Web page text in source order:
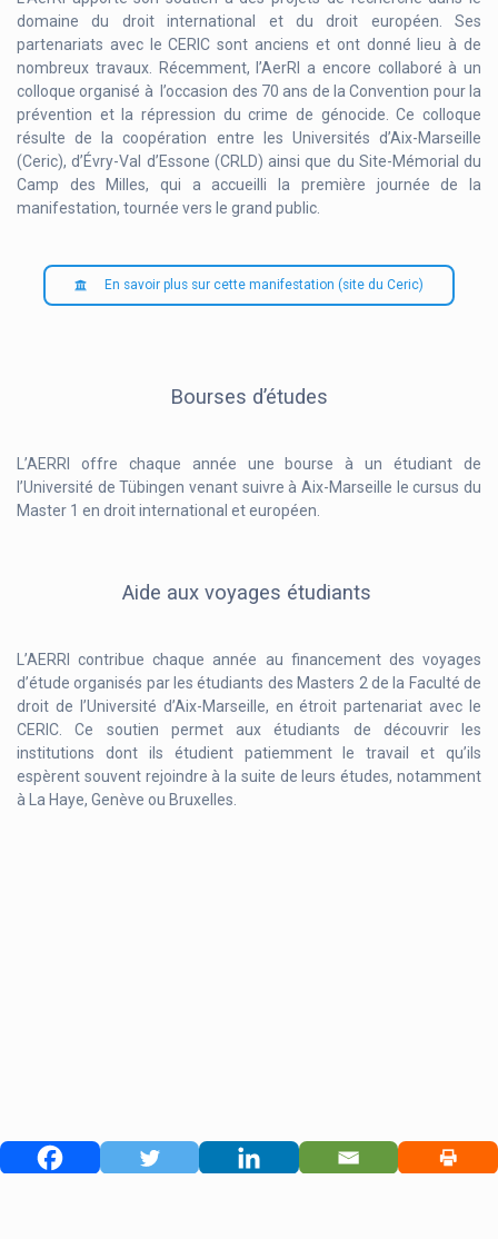
domaine du droit international et du droit européen. Ses
partenariats avec le CERIC sont anciens et ont donné lieu à de
nombreux travaux. Récemment, l’AerRI a encore collaboré à un
colloque organisé à l’occasion des 70 ans de la Convention pour la
prévention et la répression du crime de génocide. Ce colloque
résulte de la coopération entre les Universités d’Aix-Marseille
(Ceric), d’Évry-Val d’Essone (CRLD) ainsi que du Site-Mémorial du
Camp des Milles, qui a accueilli la première journée de la
manifestation, tournée vers le grand public.
En savoir plus sur cette manifestation (site du Ceric)
Bourses d’études
L’AERRI offre chaque année une bourse à un étudiant de
l’Université de Tübingen venant suivre à Aix-Marseille le cursus du
Master 1 en droit international et européen.
Aide aux voyages étudiants
L’AERRI contribue chaque année au financement des voyages
d’étude organisés par les étudiants des Masters 2 de la Faculté de
droit de l’Université d’Aix-Marseille, en étroit partenariat avec le
CERIC. Ce soutien permet aux étudiants de découvrir les
institutions dont ils étudient patiemment le travail et qu’ils
espèrent souvent rejoindre à la suite de leurs études, notamment
à La Haye, Genève ou Bruxelles.